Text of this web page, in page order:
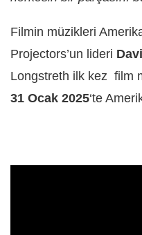
Filmin müzikleri
Projectors’un lideri
Longstreth ilk kez film
31 Ocak 2025‘te